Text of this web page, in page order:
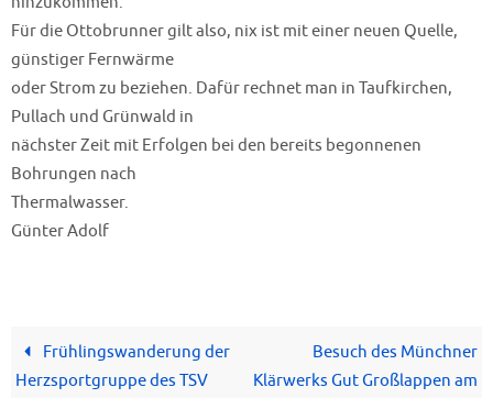
Für die Ottobrunner gilt also, nix ist mit einer neuen Quelle,
günstiger Fernwärme
oder Strom zu beziehen. Dafür rechnet man in Taufkirchen,
Pullach und Grünwald in
nächster Zeit mit Erfolgen bei den bereits begonnenen
Bohrungen nach
Thermalwasser.
Günter Adolf
Frühlingswanderung der
Herzsportgruppe des TSV
Besuch des Münchner
Klärwerks Gut Großlappen am